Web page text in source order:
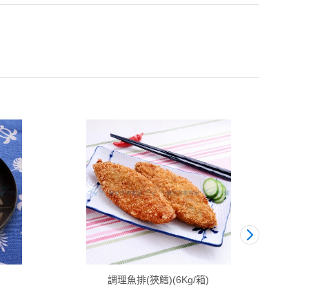
調理魚排(狹鱈)(6Kg/箱)